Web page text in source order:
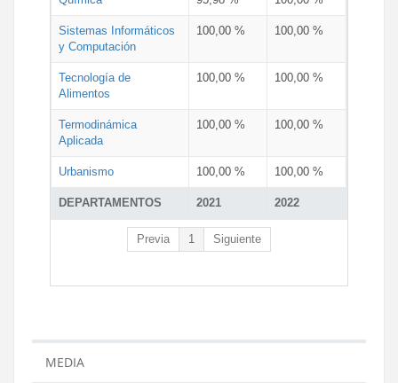
DEPARTAMENTOS 2021 2022
Sistemas Informáticos
y Computación
100,00 % 100,00 %
Tecnología de
Alimentos
100,00 % 100,00 %
Termodinámica
Aplicada
100,00 % 100,00 %
Urbanismo 100,00 % 100,00 %
Previa 1 Siguiente
MEDIA